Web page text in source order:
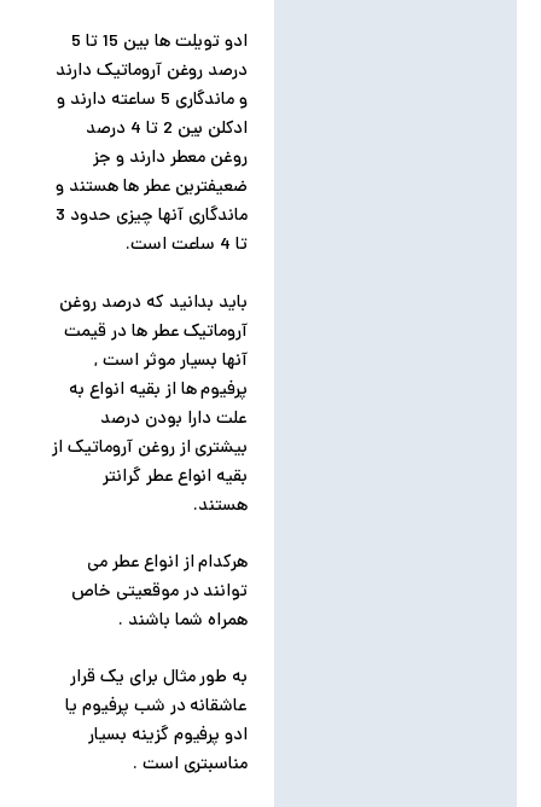
ادو تویلت ها بین 15 تا 5
درصد روغن آروماتیک دارند
و ماندگاری 5 ساعته دارند و
ادکلن بین 2 تا 4 درصد
روغن معطر دارند و جز
ضعیفترین عطر ها هستند و
ماندگاری آنها چیزی حدود 3
تا 4 ساعت است.
باید بدانید که درصد روغن
آروماتیک عطر ها در قیمت
آنها بسیار موثر است ,
پرفیوم ها از بقیه انواع به
علت دارا بودن درصد
بیشتری از روغن آروماتیک از
بقیه انواع عطر گرانتر
هستند.
هرکدام از انواع عطر می
توانند در موقعیتی خاص
همراه شما باشند .
به طور مثال برای یک قرار
عاشقانه در شب پرفیوم یا
ادو پرفیوم گزینه بسیار
مناسبتری است .